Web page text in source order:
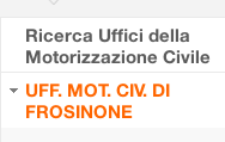
Ricerca Uffici della
Motorizzazione Civile
UFF. MOT. CIV. DI
FROSINONE